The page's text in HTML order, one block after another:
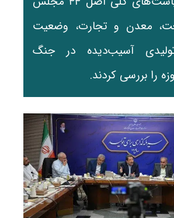
معدن و تجارت، وضعیت
آسیب‌دیده در جنگ